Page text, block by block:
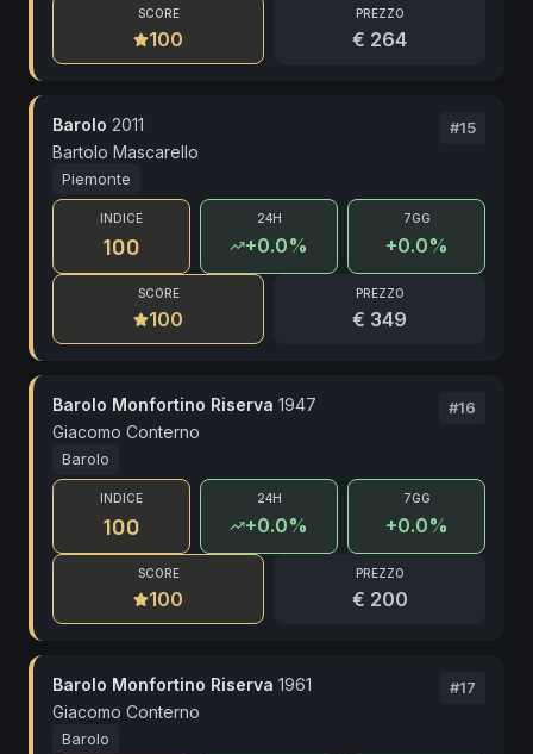
SCORE
100
PREZZO
€ 264
Barolo 2011
Bartolo Mascarello
#15
Piemonte
INDICE
100
24H
+0.0%
7GG
+0.0%
SCORE
100
PREZZO
€ 349
Barolo Monfortino Riserva 1947
Giacomo Conterno
#16
Barolo
INDICE
100
24H
+0.0%
7GG
+0.0%
SCORE
100
PREZZO
€ 200
Barolo Monfortino Riserva 1961
Giacomo Conterno
#17
Barolo